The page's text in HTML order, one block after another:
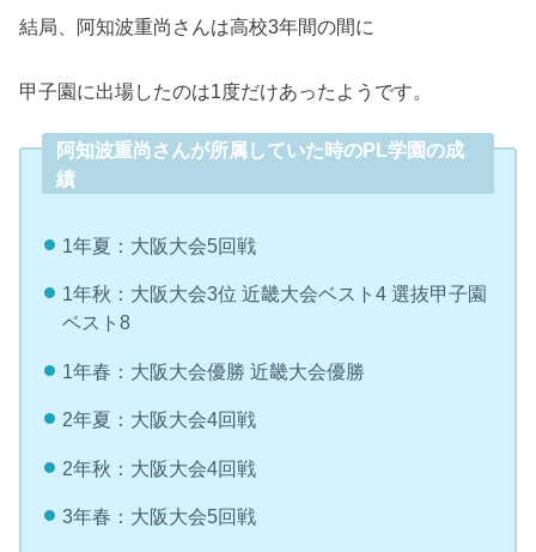
結局、阿知波重尚さんは高校3年間の間に
甲子園に出場したのは1度だけあったようです。
阿知波重尚さんが所属していた時のPL学園の成
績
1年夏：大阪大会5回戦
1年秋：大阪大会3位 近畿大会ベスト4 選抜甲子園
ベスト8
1年春：大阪大会優勝 近畿大会優勝
2年夏：大阪大会4回戦
2年秋：大阪大会4回戦
3年春：大阪大会5回戦